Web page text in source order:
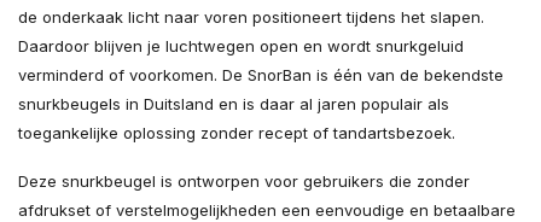
de onderkaak licht naar voren positioneert tijdens het slapen.
Daardoor blijven je luchtwegen open en wordt snurkgeluid
verminderd of voorkomen. De SnorBan is één van de bekendste
snurkbeugels in Duitsland en is daar al jaren populair als
toegankelijke oplossing zonder recept of tandartsbezoek.
Deze snurkbeugel is ontworpen voor gebruikers die zonder
afdrukset of verstelmogelijkheden een eenvoudige en betaalbare